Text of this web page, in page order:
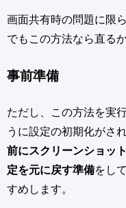
画面共有時の問題に限
でもこの方法なら直る
事前準備
ただし、この方法を実
うに設定の初期化がさ
前にスクリーンショッ
定を元に戻す準備をし
すめします。